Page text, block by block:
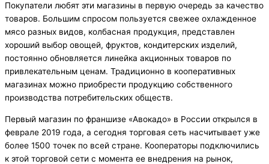
Покупатели любят эти магазины в первую очередь за качество
товаров. Большим спросом пользуется свежее охлажденное
мясо разных видов, колбасная продукция, представлен
хороший выбор овощей, фруктов, кондитерских изделий,
постоянно обновляется линейка акционных товаров по
привлекательным ценам. Традиционно в кооперативных
магазинах можно приобрести продукцию собственного
производства потребительских обществ.
Первый магазин по франшизе «Авокадо» в России открылся в
феврале 2019 года, а сегодня торговая сеть насчитывает уже
более 1500 точек по всей стране. Кооператоры подключились
к этой торговой сети с момента ее внедрения на рынок,